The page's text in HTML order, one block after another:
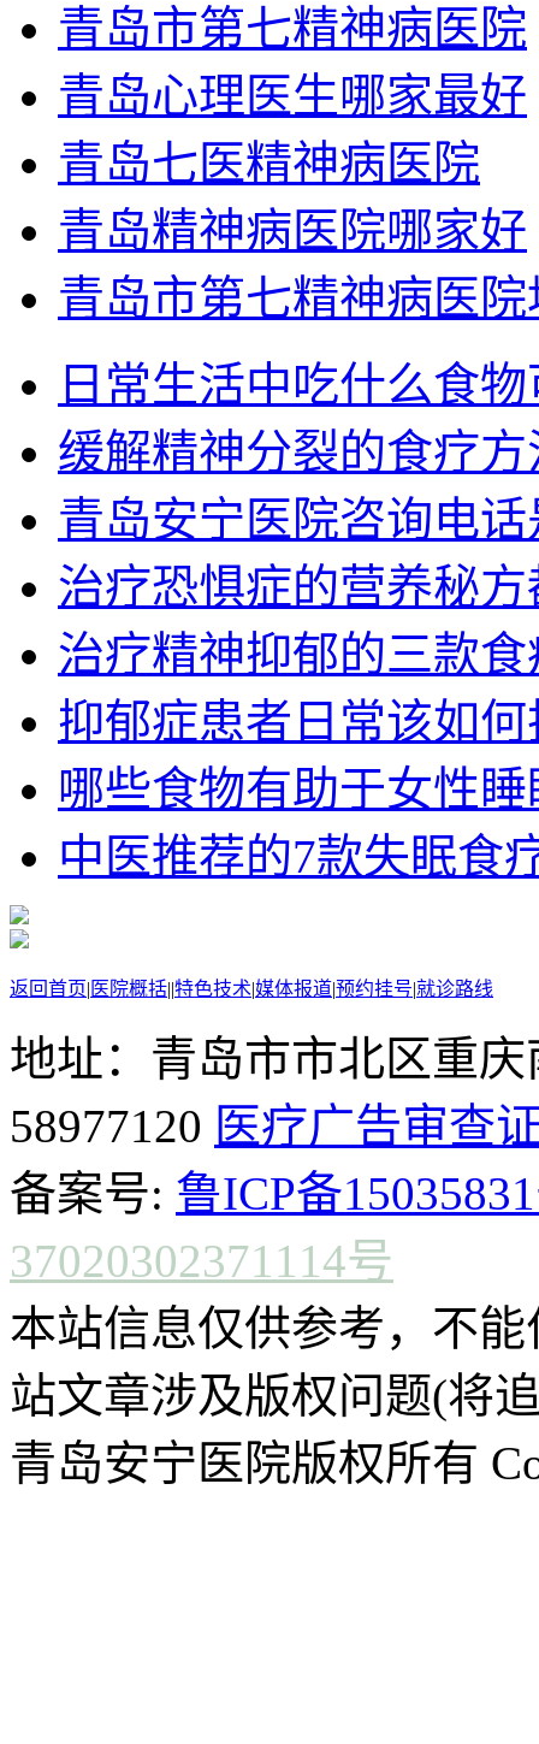
青岛市第七精神病医院
青岛心理医生哪家最好
青岛七医精神病医院
青岛精神病医院哪家好
青岛市第七精神病医院
日常生活中吃什么食
缓解精神分裂的食疗
青岛安宁医院咨询电
治疗恐惧症的营养秘
治疗精神抑郁的三款
抑郁症患者日常该如
哪些食物有助于女性睡
中医推荐的7款失眠食
返回首页| 医院概括||特色技术|媒体报道|预约挂号|就诊路线
地址：青岛市市北区重
58977120 医疗广告审查
备案号: 鲁ICP备
37020302371114号
本站信息仅供参考，不
站文章涉及版权问题(将
青岛安宁医院版权所有